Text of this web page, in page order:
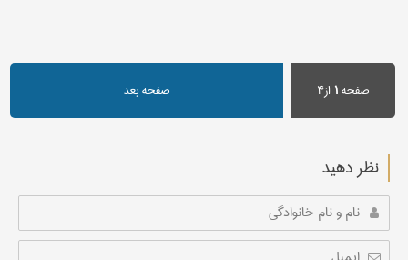
صفحه۱ از۴ صفحه بعد
نظر دهید